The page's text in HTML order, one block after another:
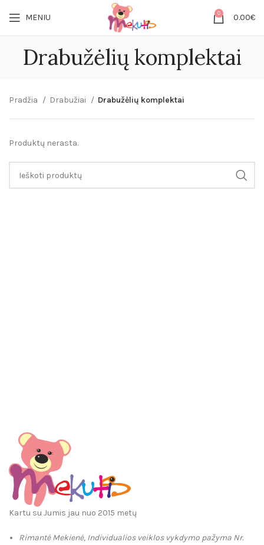
MENIU 0 0.00€
Drabužėlių komplektai
Pradžia Drabužiai Drabužėlių komplektai
Produktų nerasta.
Kartu su Jumis jau nuo 2015 metų
Rimantė Mekienė, Individualios veiklos vykdymo pažyma Nr.